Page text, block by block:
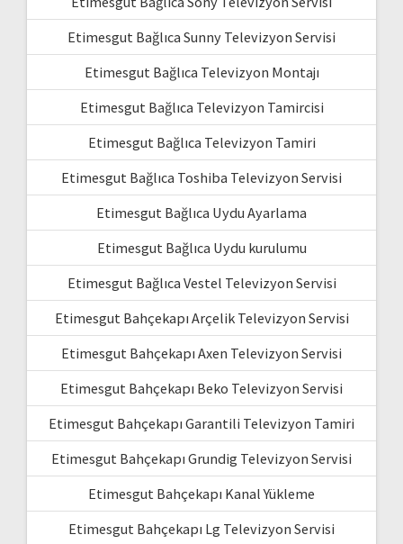
Etimesgut Bağlıca Sunny Televizyon Servisi
Etimesgut Bağlıca Televizyon Montajı
Etimesgut Bağlıca Televizyon Tamircisi
Etimesgut Bağlıca Televizyon Tamiri
Etimesgut Bağlıca Toshiba Televizyon Servisi
Etimesgut Bağlıca Uydu Ayarlama
Etimesgut Bağlıca Uydu kurulumu
Etimesgut Bağlıca Vestel Televizyon Servisi
Etimesgut Bahçekapı Arçelik Televizyon Servisi
Etimesgut Bahçekapı Axen Televizyon Servisi
Etimesgut Bahçekapı Beko Televizyon Servisi
Etimesgut Bahçekapı Garantili Televizyon Tamiri
Etimesgut Bahçekapı Grundig Televizyon Servisi
Etimesgut Bahçekapı Kanal Yükleme
Etimesgut Bahçekapı Lg Televizyon Servisi